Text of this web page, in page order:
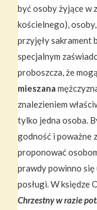
być osoby żyjące w
kościelnego),
przyjęły sakrament
specjalnym
proboszcza, że
mieszana
znalezieniem
tylko jedna osoba.
godność i poważne
proponować
prawdy powinno
posługi. W księdze
Chrzestny w razie